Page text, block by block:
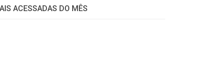
ACESSADAS DO MÊS